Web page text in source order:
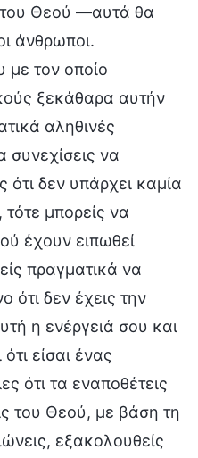
του Θεού —αυτά θα
άνθρωποι.
με τον οποίο
ξεκάθαρα αυτήν
αληθινές
συνεχίσεις να
ότι δεν υπάρχει καμία
μπορείς να
έχουν ειπωθεί
πραγματικά να
ότι δεν έχεις την
η ενέργειά σου και
είσαι ένας
ότι τα εναποθέτεις
του Θεού, με βάση τη
εξακολουθείς